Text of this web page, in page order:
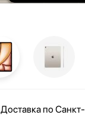
Доставка по Санкт-